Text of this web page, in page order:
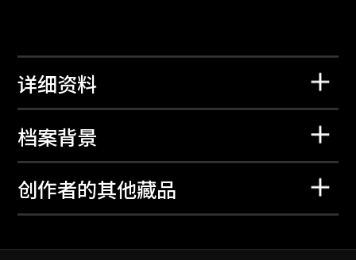
详细资料
档案背景
创作者的其他藏品